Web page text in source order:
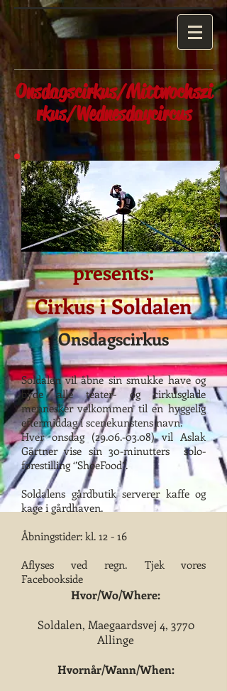
Onsdagscirkus/Mittwochszi
rkus/Wednesdaycircus
presents:
Cirkus i Soldalen
Onsdagscirkus
Soldalen vil åbne sin smukke have og
byde alle teater- og cirkusglade
mennesker velkommen til en hyggelig
eftermiddag i scenekunstens navn.
Hver onsdag (29.06.-03.08) vil Aslak
Gärtner vise sin 30-minutters solo-
forestilling ‘’ShoeFood’’.
Soldalens gårdbutik serverer kaffe og
kage i gårdhaven.
Åbningstider: kl. 12 - 16
Aflyses ved regn. Tjek vores
Facebookside
Hvor/Wo/Where:
Soldalen, Maegaardsvej 4, 3770
Allinge
Hvornår/Wann/When: